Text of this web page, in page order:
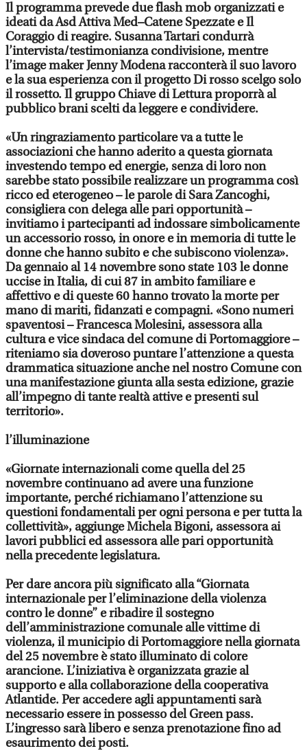
Il programma prevede due flash mob organizzati e
ideati da Asd Attiva Med–Catene Spezzate e Il
Coraggio di reagire. Susanna Tartari condurrà
l’intervista/testimonianza condivisione, mentre
l’image maker Jenny Modena racconterà il suo lavoro
e la sua esperienza con il progetto Di rosso scelgo solo
il rossetto. Il gruppo Chiave di Lettura proporrà al
pubblico brani scelti da leggere e condividere.
«Un ringraziamento particolare va a tutte le
associazioni che hanno aderito a questa giornata
investendo tempo ed energie, senza di loro non
sarebbe stato possibile realizzare un programma così
ricco ed eterogeneo – le parole di Sara Zancoghi,
consigliera con delega alle pari opportunità –
invitiamo i partecipanti ad indossare simbolicamente
un accessorio rosso, in onore e in memoria di tutte le
donne che hanno subito e che subiscono violenza».
Da gennaio al 14 novembre sono state 103 le donne
uccise in Italia, di cui 87 in ambito familiare e
affettivo e di queste 60 hanno trovato la morte per
mano di mariti, fidanzati e compagni. «Sono numeri
spaventosi – Francesca Molesini, assessora alla
cultura e vice sindaca del comune di Portomaggiore –
riteniamo sia doveroso puntare l’attenzione a questa
drammatica situazione anche nel nostro Comune con
una manifestazione giunta alla sesta edizione, grazie
all’impegno di tante realtà attive e presenti sul
territorio».
l’illuminazione
«Giornate internazionali come quella del 25
novembre continuano ad avere una funzione
importante, perché richiamano l’attenzione su
questioni fondamentali per ogni persona e per tutta la
collettività», aggiunge Michela Bigoni, assessora ai
lavori pubblici ed assessora alle pari opportunità
nella precedente legislatura.
Per dare ancora più significato alla “Giornata
internazionale per l’eliminazione della violenza
contro le donne” e ribadire il sostegno
dell’amministrazione comunale alle vittime di
violenza, il municipio di Portomaggiore nella giornata
del 25 novembre è stato illuminato di colore
arancione. L’iniziativa è organizzata grazie al
supporto e alla collaborazione della cooperativa
Atlantide. Per accedere agli appuntamenti sarà
necessario essere in possesso del Green pass.
L’ingresso sarà libero e senza prenotazione fino ad
esaurimento dei posti.